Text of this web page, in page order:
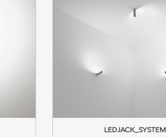
LEDJACK_SYSTEM